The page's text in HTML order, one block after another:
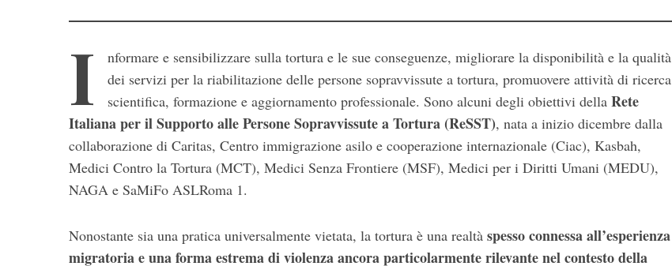
I
nformare e sensibilizzare sulla tortura e le sue conseguenze, migliorare la disponibilità e la qualità
dei servizi per la riabilitazione delle persone sopravvissute a tortura, promuovere attività di ricerca
scientifica, formazione e aggiornamento professionale. Sono alcuni degli obiettivi della Rete
Italiana per il Supporto alle Persone Sopravvissute a Tortura (ReSST), nata a inizio dicembre dalla
collaborazione di Caritas, Centro immigrazione asilo e cooperazione internazionale (Ciac), Kasbah,
Medici Contro la Tortura (MCT), Medici Senza Frontiere (MSF), Medici per i Diritti Umani (MEDU),
NAGA e SaMiFo ASLRoma 1.
Nonostante sia una pratica universalmente vietata, la tortura è una realtà spesso connessa all’esperienza
migratoria e una forma estrema di violenza ancoraparticolarmente rilevante nel contesto della
a
r